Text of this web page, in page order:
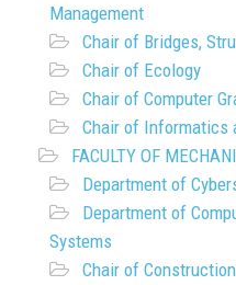
Management
Chair of Bridges,
Chair of Ecology
Chair of Computer
Chair of Informatics
FACULTY OF
Department of
Department of
Systems
Chair of